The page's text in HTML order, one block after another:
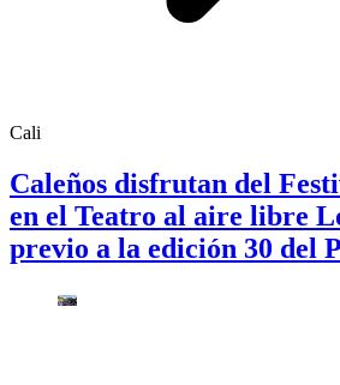
Cali
Caleños disfrutan del
en el Teatro al aire libre
previo a la edición 30 del